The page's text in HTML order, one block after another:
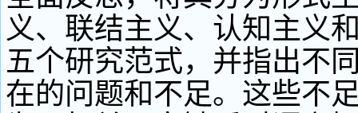
义、联结主义、认知主义
五个研究范式，并指出不
在的问题和不足。这些不